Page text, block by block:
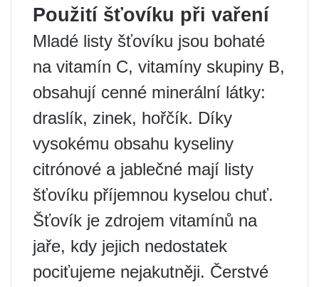
Použití šťovíku při vaření
Mladé listy šťovíku jsou bohaté
na vitamín C, vitamíny skupiny B,
obsahují cenné minerální látky:
draslík, zinek, hořčík. Díky
vysokému obsahu kyseliny
citrónové a jablečné mají listy
šťovíku příjemnou kyselou chuť.
Šťovík je zdrojem vitamínů na
jaře, kdy jejich nedostatek
pociťujeme nejakutněji. Čerstvé